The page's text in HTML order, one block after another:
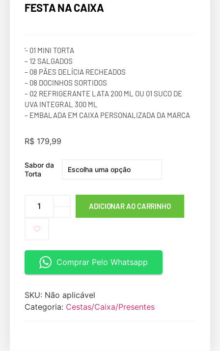
FESTA NA CAIXA
‘- 01 MINI TORTA
– 12 SALGADOS
– 08 PÃES DELÍCIA RECHEADOS
– 08 DOCINHOS SORTIDOS
– 02 REFRIGERANTE LATA 200 ML OU 01 SUCO DE
UVA INTEGRAL 300 ML
– EMBALADA EM CAIXA PERSONALIZADA DA MARCA
R$ 179,99
Sabor da
Torta
ADICIONAR AO CARRINHO
Comprar Pelo Whatsapp
SKU: Não aplicável
Categoria: Cestas/Caixa/Presentes